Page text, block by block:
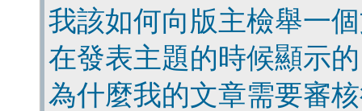
我該如何向版主檢舉一
在發表主題的時候顯示
為什麼我的文章需要審